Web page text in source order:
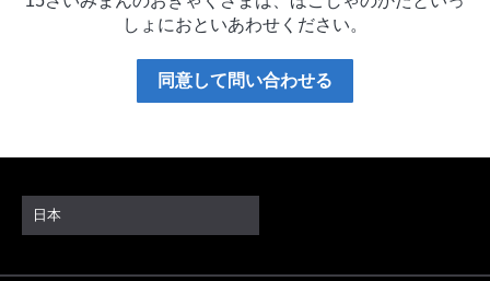
しょにおといあわせください。
同意して問い合わせる
日本